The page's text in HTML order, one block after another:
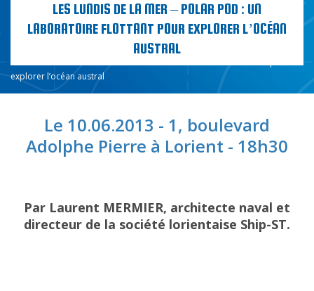
LES LUNDIS DE LA MER – POLAR POD : UN
LABORATOIRE FLOTTANT POUR EXPLORER L’OCÉAN
AUSTRAL
explorer l’océan austral
Le 10.06.2013 - 1, boulevard
Adolphe Pierre à Lorient - 18h30
Par Laurent MERMIER, architecte naval et
directeur de la société lorientaise Ship-ST.